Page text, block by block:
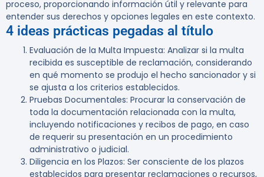
proceso, proporcionando información útil y relevante para
entender sus derechos y opciones legales en este contexto.
4 ideas prácticas pegadas al título
Evaluación de la Multa Impuesta: Analizar si la multa
recibida es susceptible de reclamación, considerando
en qué momento se produjo el hecho sancionador y si
se ajusta a los criterios establecidos.
Pruebas Documentales: Procurar la conservación de
toda la documentación relacionada con la multa,
incluyendo notificaciones y recibos de pago, en caso
de requerir su presentación en un procedimiento
administrativo o judicial.
Diligencia en los Plazos: Ser consciente de los plazos
establecidos para presentar reclamaciones o recursos,